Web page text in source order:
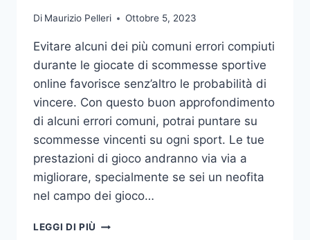
Di Maurizio Pelleri Ottobre 5, 2023
Evitare alcuni dei più comuni errori compiuti
durante le giocate di scommesse sportive
online favorisce senz’altro le probabilità di
vincere. Con questo buon approfondimento
di alcuni errori comuni, potrai puntare su
scommesse vincenti su ogni sport. Le tue
prestazioni di gioco andranno via via a
migliorare, specialmente se sei un neofita
nel campo dei gioco…
LEGGI DI PIÙ GLI